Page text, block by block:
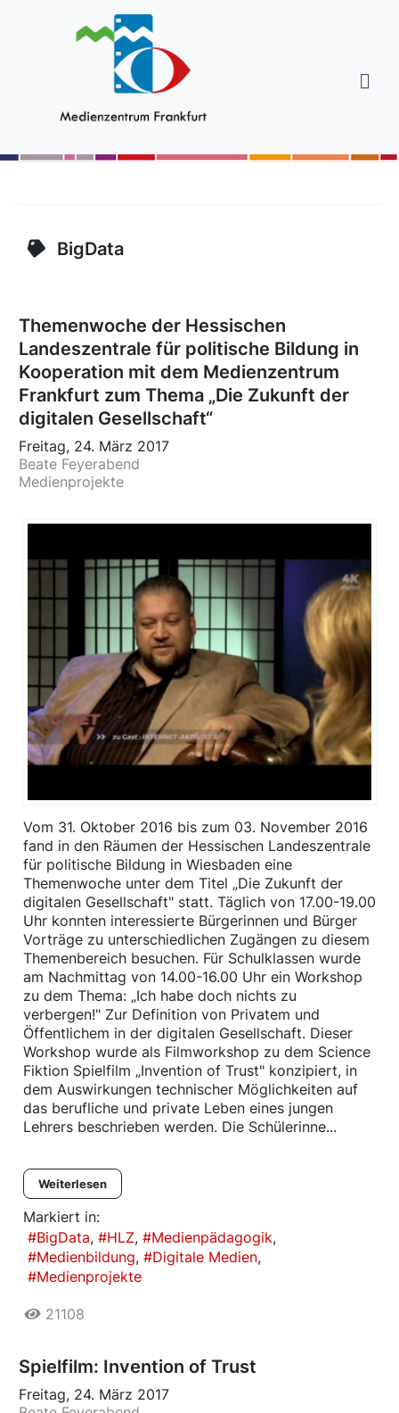
BigData
Themenwoche der Hessischen
Landeszentrale für politische Bildung in
Kooperation mit dem Medienzentrum
Frankfurt zum Thema „Die Zukunft der
digitalen Gesellschaft“
Freitag, 24. März 2017
Beate Feyerabend
Medienprojekte
Vom 31. Oktober 2016 bis zum 03. November 2016
fand in den Räumen der Hessischen Landeszentrale
für politische Bildung in Wiesbaden eine
Themenwoche unter dem Titel „Die Zukunft der
digitalen Gesellschaft" statt. Täglich von 17.00-19.00
Uhr konnten interessierte Bürgerinnen und Bürger
Vorträge zu unterschiedlichen Zugängen zu diesem
Themenbereich besuchen. Für Schulklassen wurde
am Nachmittag von 14.00-16.00 Uhr ein Workshop
zu dem Thema: „Ich habe doch nichts zu
verbergen!" Zur Definition von Privatem und
Öffentlichem in der digitalen Gesellschaft. Dieser
Workshop wurde als Filmworkshop zu dem Science
Fiktion Spielfilm „Invention of Trust" konzipiert, in
dem Auswirkungen technischer Möglichkeiten auf
das berufliche und private Leben eines jungen
Lehrers beschrieben werden. Die Schülerinne...
Weiterlesen
Markiert in:
BigData
HLZ
Medienpädagogik
Medienbildung
Digitale Medien
Medienprojekte
21108
Spielfilm: Invention of Trust
Freitag, 24. März 2017